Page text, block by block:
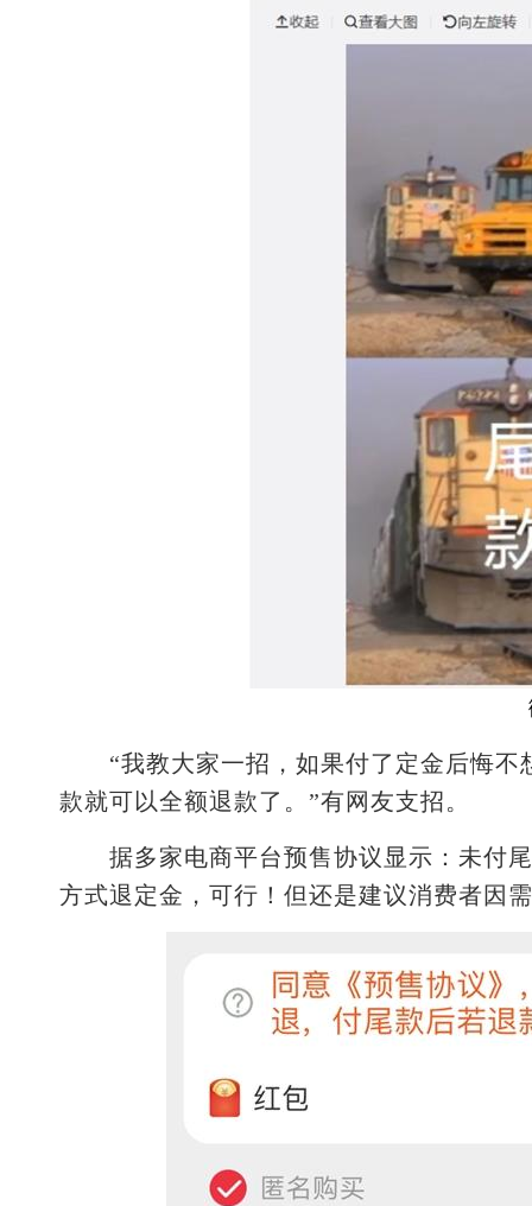
“我教大家一招，如果付了定金后悔不
款就可以全额退款了。”有网友支招。
据多家电商平台预售协议显示：未付尾
方式退定金，可行！但还是建议消费者因